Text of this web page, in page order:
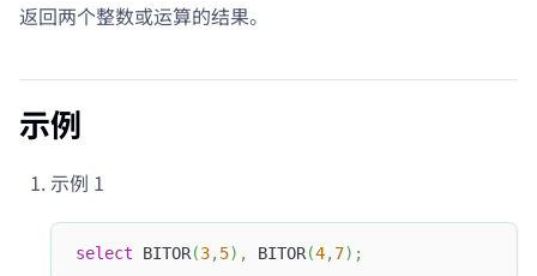
返回两个整数或运算的结果。
示例
示例 1
select BITOR(3,5) , BITOR(4,7) ;